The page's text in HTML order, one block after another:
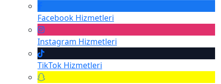
Facebook Hizmetleri
Instagram Hizmetleri
TikTok Hizmetleri